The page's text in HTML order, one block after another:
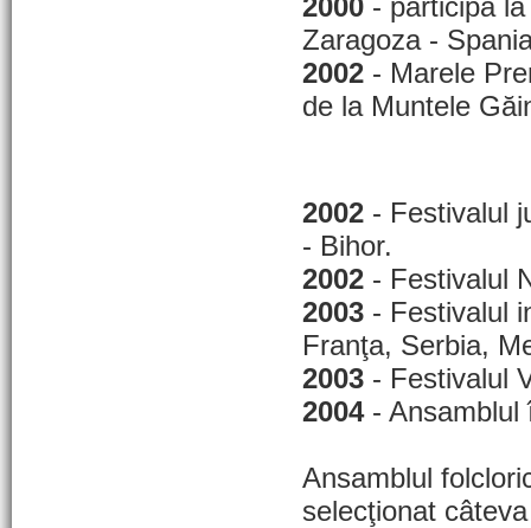
2000 - participă
Zaragoza -
2002 - Marele
de la Muntele
2002 - Festivalul
- Bihor.
2002 - Festivalul
2003 - Festivalul
Franţa, Serbia,
2003 - Festivalul
2004- Ansamblul
Ansamblul
selecţionat